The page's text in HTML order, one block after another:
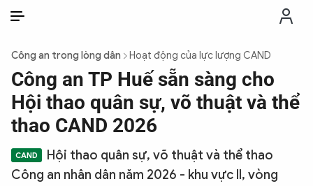
THỜI SỰ
CHỐNG DIỄN BIẾN HÒA BÌNH
CÔNG AN TRONG LÒNG DÂN
Công an trong lòng dân Hoạt động của lực lượng CAND
Công an TP Huế sẵn sàng cho
Hội thao quân sự, võ thuật và thể
thao CAND 2026
Hội thao quân sự, võ thuật và thể thao
Công an nhân dân năm 2026 - khu vực II, vòng